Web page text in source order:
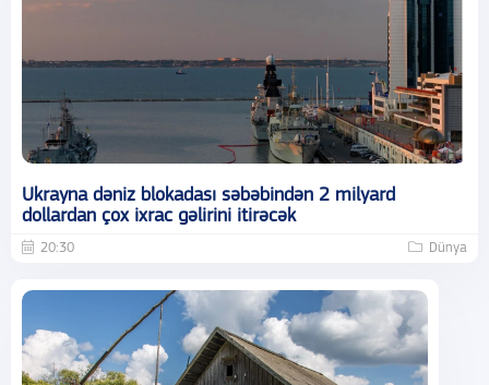
Ukrayna dəniz blokadası səbəbindən 2 milyard
dollardan çox ixrac gəlirini itirəcək
20:30 Dünya